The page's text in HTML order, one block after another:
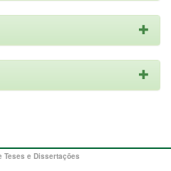
Teses e Dissertações